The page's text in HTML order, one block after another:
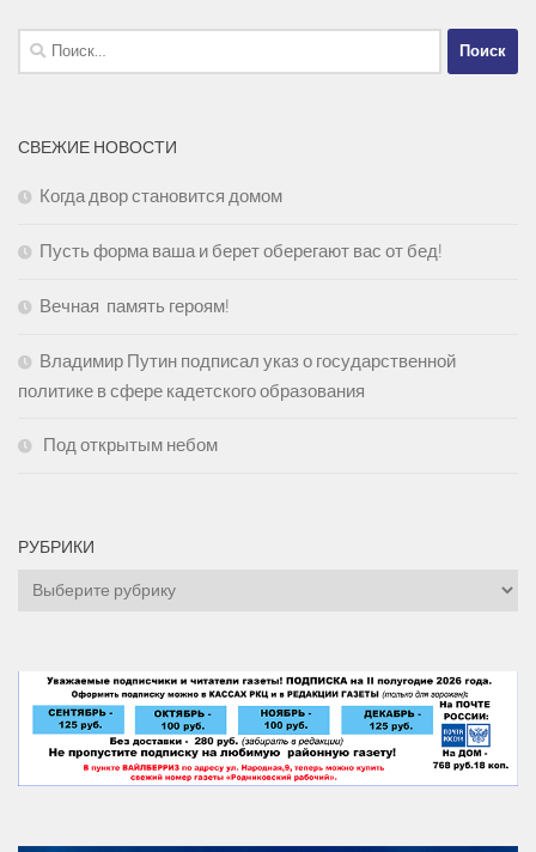
Найти:
СВЕЖИЕ НОВОСТИ
Когда двор становится домом
Пусть форма ваша и берет оберегают вас от бед!
Вечная память героям!
Владимир Путин подписал указ о государственной
политике в сфере кадетского образования
Под открытым небом
РУБРИКИ
Рубрики